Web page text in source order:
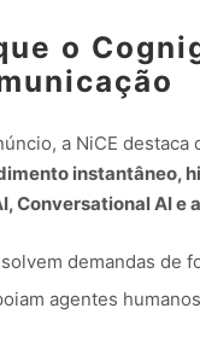
o
a NiCE destaca
instantâneo,
Conversational AI e
demandas de
agentes